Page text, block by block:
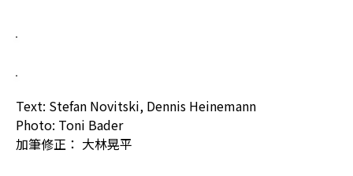
Text: Stefan Novitski, Dennis Heinemann
Photo: Toni Bader
加筆修正： 大林晃平